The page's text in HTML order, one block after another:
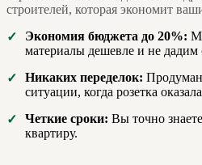
строителей, которая экономит
✓
Экономия бюджета до 20%:
материалы дешевле и не дадим
✓
Никаких переделок:
ситуации, когда розетка
✓
Четкие сроки: Вы точно
квартиру.